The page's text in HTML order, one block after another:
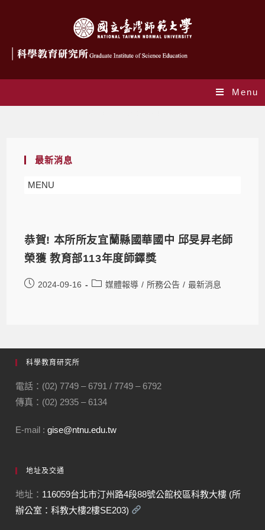
Menu
最新消息
MENU
恭賀! 本所所友宜蘭縣國華國中 邱旻昇老師
榮獲 教育部113年度師鐸獎
2024-09-16 媒體報導 / 所務公告 / 最新消息
科學教育研究所
電話：(02) 7749 – 6791 / 7749 – 6792
傳真：(02) 2935 – 6134
E-mail :gise@ntnu.edu.tw
地址及交通
地址： 116059台北市汀州路4段88號公館校區科教大樓 (所
辦公室：科教大樓2樓SE203)